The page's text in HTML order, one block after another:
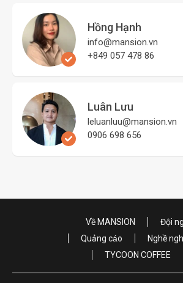
Hồng Hạnh
info@mansion.vn
+849 057 478 86
Luân Lưu
leluanluu@mansion.vn
0906 698 656
Về MANSION
Đội
Quảng cáo
Nghề
TYCOON COFFEE